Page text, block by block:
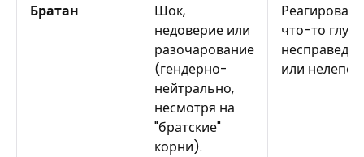
Братан
Шок,
недоверие или
разочарование
(гендерно-
нейтрально,
несмотря на
"братские"
корни).
что-то
или нелепое.